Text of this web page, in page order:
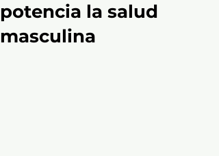
potencia la salud
masculina